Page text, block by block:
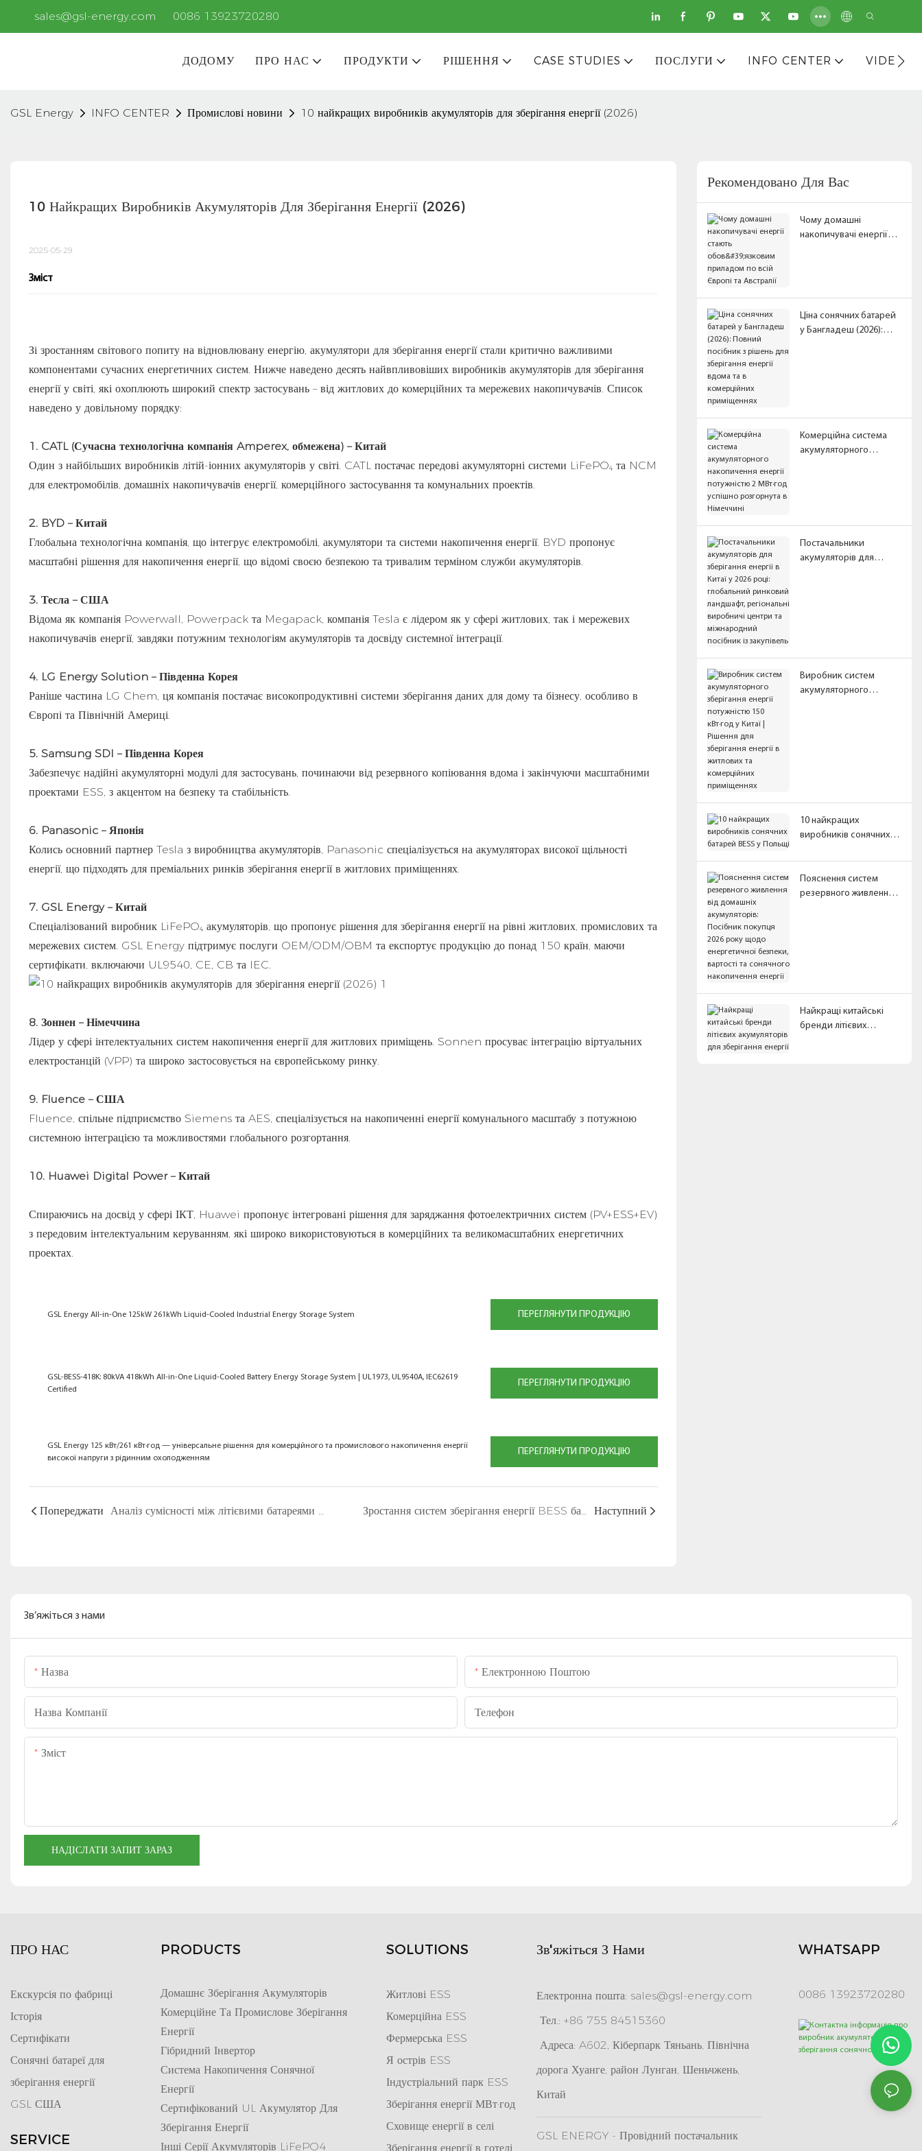
sales@gsl-energy.com 0086 13923720280
ДОДОМУ ПРО НАС ПРОДУКТИ РІШЕННЯ CASE STUDIES ПОСЛУГИ INFO CENTER VIDEOS
GSL Energy INFO CENTER Промислові новини 10 найкращих виробників акумуляторів для зберігання енергії (2026)
10 Найкращих Виробників Акумуляторів Для Зберігання Енергії (2026)
2025-05-29
Зміст
Зі зростанням світового попиту на відновлювану енергію, акумулятори для зберігання енергії стали критично важливими
компонентами сучасних енергетичних систем. Нижче наведено десять найвпливовіших виробників акумуляторів для зберігання
енергії у світі, які охоплюють широкий спектр застосувань – від житлових до комерційних та мережевих накопичувачів. Список
наведено у довільному порядку:
1. CATL (Сучасна технологічна компанія Amperex, обмежена) – Китай
Один з найбільших виробників літій-іонних акумуляторів у світі. CATL постачає передові акумуляторні системи LiFePO₄ та NCM
для електромобілів, домашніх накопичувачів енергії, комерційного застосування та комунальних проектів.
2. BYD – Китай
Глобальна технологічна компанія, що інтегрує електромобілі, акумулятори та системи накопичення енергії. BYD пропонує
масштабні рішення для накопичення енергії, що відомі своєю безпекою та тривалим терміном служби акумуляторів.
3. Тесла – США
Відома як компанія Powerwall, Powerpack та Megapack, компанія Tesla є лідером як у сфері житлових, так і мережевих
накопичувачів енергії, завдяки потужним технологіям акумуляторів та досвіду системної інтеграції.
4. LG Energy Solution – Південна Корея
Раніше частина LG Chem, ця компанія постачає високопродуктивні системи зберігання даних для дому та бізнесу, особливо в
Європі та Північній Америці.
5. Samsung SDI – Південна Корея
Забезпечує надійні акумуляторні модулі для застосувань, починаючи від резервного копіювання вдома і закінчуючи масштабними
проектами ESS, з акцентом на безпеку та стабільність.
6. Panasonic – Японія
Колись основний партнер Tesla з виробництва акумуляторів, Panasonic спеціалізується на акумуляторах високої щільності
енергії, що підходять для преміальних ринків зберігання енергії в житлових приміщеннях.
7. GSL Energy – Китай
Спеціалізований виробник LiFePO₄ акумуляторів, що пропонує рішення для зберігання енергії на рівні житлових, промислових та
мережевих систем. GSL Energy підтримує послуги OEM/ODM/OBM та експортує продукцію до понад 150 країн, маючи
сертифікати, включаючи UL9540, CE, CB та IEC.
8. Зоннен – Німеччина
Лідер у сфері інтелектуальних систем накопичення енергії для житлових приміщень. Sonnen просуває інтеграцію віртуальних
електростанцій (VPP) та широко застосовується на європейському ринку.
9. Fluence – США
Fluence, спільне підприємство Siemens та AES, спеціалізується на накопиченні енергії комунального масштабу з потужною
системною інтеграцією та можливостями глобального розгортання.
10. Huawei Digital Power – Китай
Спираючись на досвід у сфері ІКТ, Huawei пропонує інтегровані рішення для заряджання фотоелектричних систем (PV+ESS+EV)
з передовим інтелектуальним керуванням, які широко використовуються в комерційних та великомасштабних енергетичних
проектах.
GSL Energy All-in-One 125kW 261kWh Liquid-Cooled Industrial Energy Storage System ПЕРЕГЛЯНУТИ ПРОДУКЦІЮ
GSL-BESS-418K: 80kVA 418kWh All-in-One Liquid-Cooled Battery Energy Storage System | UL1973, UL9540A, IEC62619
Certified
ПЕРЕГЛЯНУТИ ПРОДУКЦІЮ
GSL Energy 125 кВт/261 кВт·год — універсальне рішення для комерційного та промислового накопичення енергії
високої напруги з рідинним охолодженням
ПЕРЕГЛЯНУТИ ПРОДУКЦІЮ
Попереджати Наступний
Рекомендовано Для Вас
Чому домашні
накопичувачі енергії
Ціна сонячних батарей
у Бангладеш (2026):
Комерційна система
акумуляторного
Постачальники
акумуляторів для
із закупівель
Виробник систем
акумуляторного
10 найкращих
виробників сонячних
Пояснення систем
резервного живлення
енергії
Найкращі китайські
бренди літієвих
Зв’яжіться з нами
Назва Електронною Поштою
Назва Компанії Телефон
Зміст
НАДІСЛАТИ ЗАПИТ ЗАРАЗ
ПРО НАС
Екскурсія по фабриці
Історія
Сертифікати
Сонячні батареї для
зберігання енергії
GSL США
SERVICE
PRODUCTS
Домашнє Зберігання Акумуляторів
Комерційне Та Промислове Зберігання
Енергії
Гібридний Інвертор
Система Накопичення Сонячної
Енергії
Сертифікований UL Акумулятор Для
Зберігання Енергії
Інші Серії Акумуляторів LiFePO4
SOLUTIONS
Житлові ESS
Комерційна ESS
Фермерська ESS
Я острів ESS
Індустріальний парк ESS
Зберігання енергії МВт·год
Сховище енергії в селі
Зберігання енергії в готелі
Зв'яжіться З Нами
Електронна пошта: sales@gsl-energy.com
Тел.: +86 755 84515360
Адреса: A602, Кіберпарк Тяньань, Північна
дорога Хуанге, район Лунган, Шеньчжень,
Китай
GSL ENERGY - Провідний постачальник
WHATSAPP
0086 13923720280